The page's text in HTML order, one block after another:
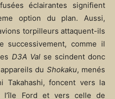
éclairantes signifient
option du plan. Aussi,
torpilleurs attaquent-ils
successivement, comme il
D3A Valse scindent donc
du Shokaku, menés
Takahashi, foncent vers la
l’île Ford et vers celle de